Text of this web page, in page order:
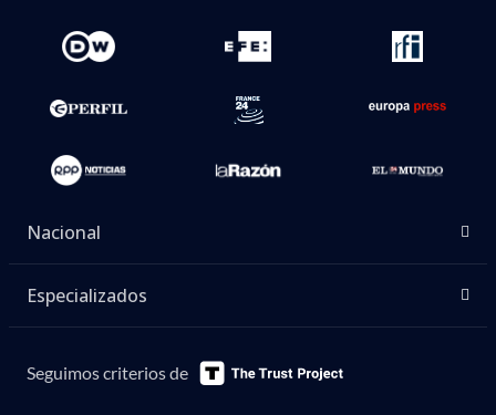
Nacional
Especializados
Seguimos criterios de